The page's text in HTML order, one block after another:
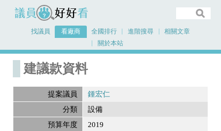
議員好好看
找議員 看廠商 全國排行 進階搜尋
相關文章
關於本站
首頁
建議款資料
提案議員
鍾宏仁
分類
設備
預算年度
2019